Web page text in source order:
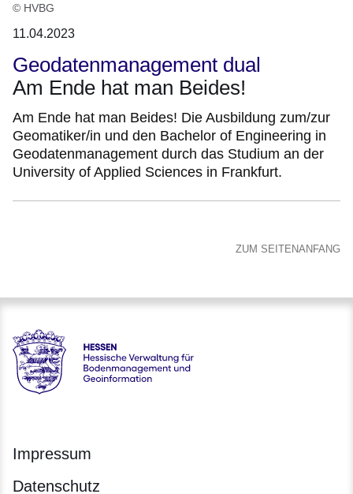
© HVBG
11.04.2023
Geodatenmanagement dual
Am Ende hat man Beides!
Am Ende hat man Beides! Die Ausbildung zum/zur
Geomatiker/in und den Bachelor of Engineering in
Geodatenmanagement durch das Studium an der
University of Applied Sciences in Frankfurt.
ZUM SEITENANFANG
Hessen - Hessische Verwaltung für Bodenmanagement und
Impressum
Datenschutz